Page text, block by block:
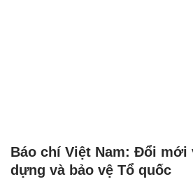
Báo chí Việt Nam: Đổi
dựng và bảo vệ Tổ quốc